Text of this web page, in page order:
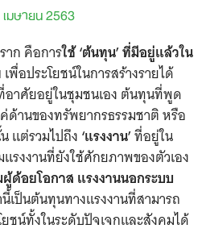
มษายน 2563
ก คือการใช้‘ต้นทุน’ ที่มีอยู่แล้วใน
เพื่อประโยชน์ในการสร้างรายได้
าศัยอยู่ในชุมชนเอง ต้นทุนที่พูด
ด้านของทรัพยากรธรรมชาติ หรือ
แต่รวมไปถึง ‘แรงงาน’ที่อยู่ใน
รงงานที่ยังใช้ศักยภาพของตัวเอง
ด้อยโอกาส แรงงานนอกระบบ
เป็นต้นทุนทางแรงงานที่สามารถ
ชน์ทั้งในระดับปัจเจกและสังคมได้